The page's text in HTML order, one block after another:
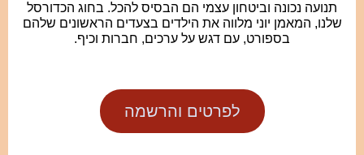
תנועה נכונה וביטחון עצמי הם הבסיס להכל. בחוג הכדורסל
שלנו, המאמן יוני מלווה את הילדים בצעדים הראשונים שלהם
בספורט, עם דגש על ערכים, חברות וכיף.
לפרטים והרשמה